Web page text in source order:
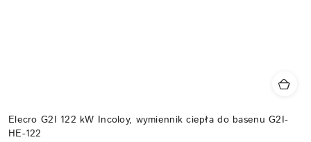
Elecro G2I 122 kW Incoloy, wymiennik ciepła do basenu G2I-
HE-122